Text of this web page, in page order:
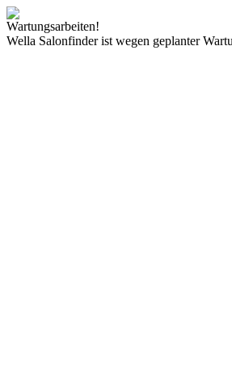
Wartungsarbeiten!
Wella Salonfinder ist wegen geplanter